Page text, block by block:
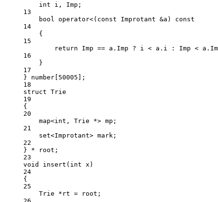
int i, Imp;
13
bool
operator<( const Improtant &a ) const
14
{
15
return Imp == a.Imp ? i < a.i : Imp <
16
}
17
} number[ 50005 ];
18
struct Trie
19
{
20
map<int , Trie *> mp;
21
set<Improtant> mark;
22
} * root;
23
void
insert ( int x )
24
{
25
Trie * rt = root;